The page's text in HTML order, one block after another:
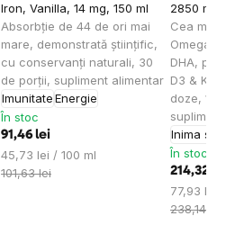
Iron, Vanilla, 14 mg, 150 ml
Absorbție de 44 de ori mai
mare, demonstrată științific,
cu conservanți naturali, 30
de porții, supliment alimentar
ImunitateEnergie
În stoc
91,46 lei
Evaluare
preţ:
45,73 lei / 100 ml
101,63 lei
2850 mg
Cea mai
Omega 3,
DHA,
D3 & K2,
doze,
supliment
Inima și
În stoc
214,32 lei
Evaluare
preţ:
77,93 lei /
238,14 lei